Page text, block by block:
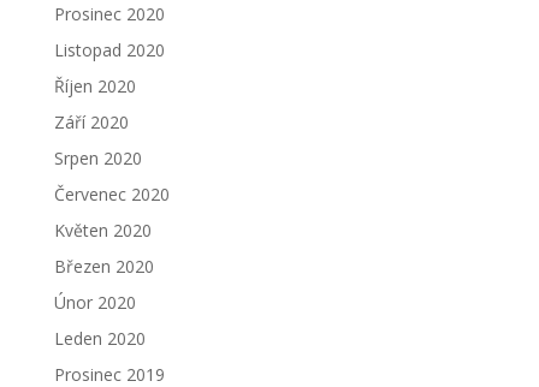
Prosinec 2020
Listopad 2020
Říjen 2020
Září 2020
Srpen 2020
Červenec 2020
Květen 2020
Březen 2020
Únor 2020
Leden 2020
Prosinec 2019